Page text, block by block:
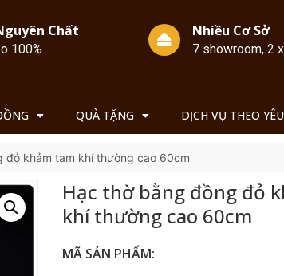
Chất
100%
Nhiều Cơ Sở
7 showroom, 2
QUÀ TẶNG DỊCH VỤ THEO
đỏ khảm tam khí thường cao 60cm
Hạc thờ bằng đồng đỏ
khí thường cao 60cm
MÃ SẢN PHẨM: